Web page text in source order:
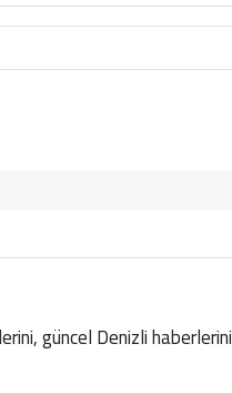
güncel Denizli